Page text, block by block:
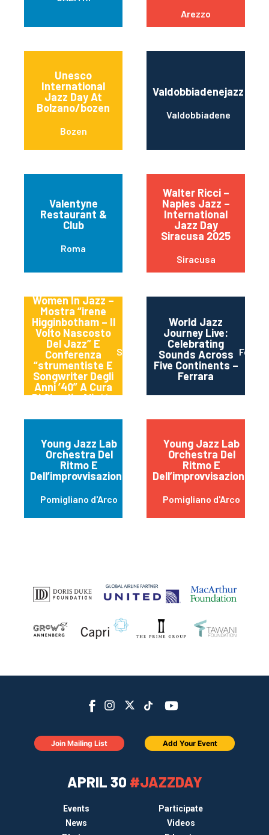
Arezzo
Unesco
International
Jazz Day At
Bolzano/bozen
Bozen
Valdobbiadenejazz
Valdobbiadene
Valentyne
Restaurant &
Club
Roma
Walter Ricci –
Naples Jazz –
International
Jazz Day
Siracusa 2025
Siracusa
Women In Jazz –
Mostra “irene
Higginbotham – Il
Volto Nascosto
Del Jazz” E
Conferenza
“strumentiste E
Songwriter Degli
Anni ’40” A Cura
Di Claudia Aliotta
Spoleto
World Jazz
Journey Live:
Celebrating
Sounds Across
Five Continents –
Ferrara
Young Jazz Lab
Orchestra Del
Ritmo E
Dell’improvvisazione
Pomigliano d'Arco
Young Jazz Lab
Orchestra Del
Ritmo E
Dell’improvvisazione
Pomigliano d'Arco
APRIL 30 #JAZZDAY
Events
Participate
News
Videos
Join Mailing List Add Your Event